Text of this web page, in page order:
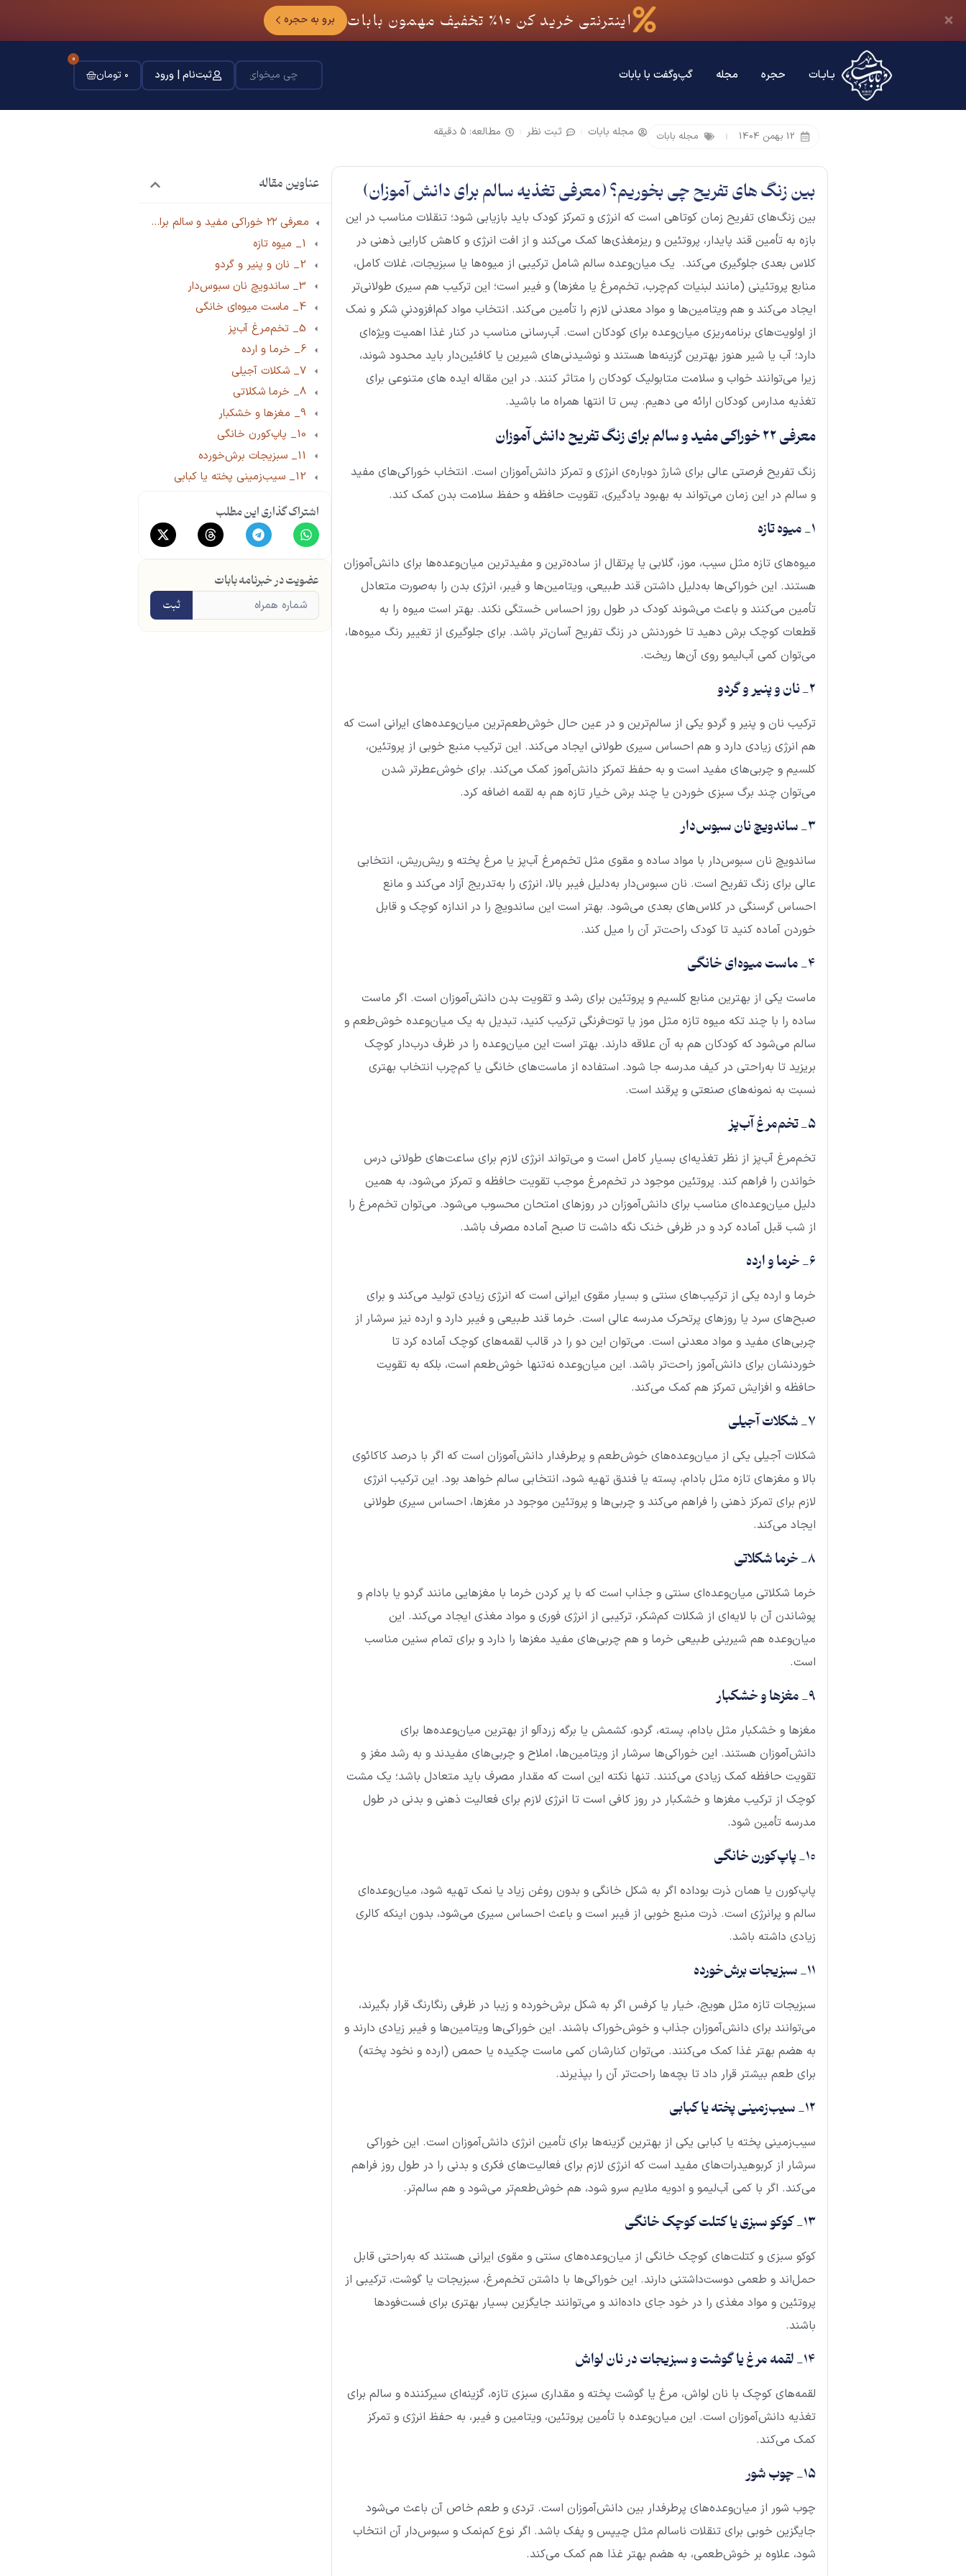
اینترنتی خرید کن 10٪ تخفیف مهمون بابات برو به حجره
بـابـات حجره مجله گپ‌وگفت با بابات ثبت‌نام | ورود ۰ تومان
0
12 بهمن 1404 مجله بابات مجله بابات ثبت نظر مطالعه: 5 دقیقه
بین زنگ های تفریح چی بخوریم؟ (معرفی تغذیه سالم برای دانش آموزان)
بین زنگ‌های تفریح زمان کوتاهی‌ است که انرژی و تمرکز کودک باید بازیابی شود؛ تنقلات مناسب در این
بازه به تأمین قند پایدار، پروتئین و ریزمغذی‌ها کمک می‌کند و از افت انرژی و کاهش کارایی ذهنی در
کلاس بعدی جلوگیری می‌کند. یک میان‌وعده سالم شامل ترکیبی از میوه‌ها یا سبزیجات، غلات کامل،
منابع پروتئینی (مانند لبنیات کم‌چرب، تخم‌مرغ یا مغزها) و فیبر است؛ این ترکیب هم سیری طولانی‌تر
ایجاد می‌کند و هم ویتامین‌ها و مواد معدنی لازم را تأمین می‌کند. انتخاب مواد کم‌افزودنیِ شکر و نمک
از اولویت‌های برنامه‌ریزی میان‌وعده برای کودکان است. آب‌رسانی مناسب در کنار غذا اهمیت ویژه‌ای
دارد؛ آب یا شیر هنوز بهترین گزینه‌ها هستند و نوشیدنی‌های شیرین یا کافئین‌دار باید محدود شوند،
زیرا می‌توانند خواب و سلامت متابولیک کودکان را متاثر کنند. در این مقاله ایده های متنوعی برای
تغذیه مدارس کودکان ارائه می دهیم. پس تا انتها همراه ما باشید.
معرفی ۲۲ خوراکی‌ مفید و سالم برای زنگ تفریح دانش آموزان
زنگ تفریح فرصتی عالی برای شارژ دوباره‌ی انرژی و تمرکز دانش‌آموزان است. انتخاب خوراکی‌های مفید
و سالم در این زمان می‌تواند به بهبود یادگیری، تقویت حافظه و حفظ سلامت بدن کمک کند.
1_ میوه تازه
میوه‌های تازه مثل سیب، موز، گلابی یا پرتقال از ساده‌ترین و مفیدترین میان‌وعده‌ها برای دانش‌آموزان
هستند. این خوراکی‌ها به‌دلیل داشتن قند طبیعی، ویتامین‌ها و فیبر، انرژی بدن را به‌صورت متعادل
تأمین می‌کنند و باعث می‌شوند کودک در طول روز احساس خستگی نکند. بهتر است میوه را به
قطعات کوچک برش دهید تا خوردنش در زنگ تفریح آسان‌تر باشد. برای جلوگیری از تغییر رنگ میوه‌ها،
می‌توان کمی آب‌لیمو روی آن‌ها ریخت.
2_ نان و پنیر و گردو
ترکیب نان و پنیر و گردو یکی از سالم‌ترین و در عین حال خوش‌طعم‌ترین میان‌وعده‌های ایرانی است که
هم انرژی زیادی دارد و هم احساس سیری طولانی ایجاد می‌کند. این ترکیب منبع خوبی از پروتئین،
کلسیم و چربی‌های مفید است و به حفظ تمرکز دانش‌آموز کمک می‌کند. برای خوش‌عطرتر شدن
می‌توان چند برگ سبزی خوردن یا چند برش خیار تازه هم به لقمه اضافه کرد.
3_ ساندویچ نان سبوس‌دار
ساندویچ نان سبوس‌دار با مواد ساده و مقوی مثل تخم‌مرغ آب‌پز یا مرغ پخته و ریش‌ریش، انتخابی
عالی برای زنگ تفریح است. نان سبوس‌دار به‌دلیل فیبر بالا، انرژی را به‌تدریج آزاد می‌کند و مانع
احساس گرسنگی در کلاس‌های بعدی می‌شود. بهتر است این ساندویچ را در اندازه کوچک و قابل
خوردن آماده کنید تا کودک راحت‌تر آن را میل کند.
4_ ماست میوه‌ای خانگی
ماست یکی از بهترین منابع کلسیم و پروتئین برای رشد و تقویت بدن دانش‌آموزان است. اگر ماست
ساده را با چند تکه میوه تازه مثل موز یا توت‌فرنگی ترکیب کنید، تبدیل به یک میان‌وعده خوش‌طعم و
سالم می‌شود که کودکان هم به آن علاقه دارند. بهتر است این میان‌وعده را در ظرف درب‌دار کوچک
بریزید تا به‌راحتی در کیف مدرسه جا شود. استفاده از ماست‌های خانگی یا کم‌چرب انتخاب بهتری
نسبت به نمونه‌های صنعتی و پرقند است.
5_ تخم‌مرغ آب‌پز
تخم‌مرغ آب‌پز از نظر تغذیه‌ای بسیار کامل است و می‌تواند انرژی لازم برای ساعت‌های طولانی درس
خواندن را فراهم کند. پروتئین موجود در تخم‌مرغ موجب تقویت حافظه و تمرکز می‌شود، به همین
دلیل میان‌وعده‌ای مناسب برای دانش‌آموزان در روزهای امتحان محسوب می‌شود. می‌توان تخم‌مرغ را
از شب قبل آماده کرد و در ظرفی خنک نگه داشت تا صبح آماده مصرف باشد.
6_ خرما و ارده
خرما و ارده یکی از ترکیب‌های سنتی و بسیار مقوی ایرانی است که انرژی زیادی تولید می‌کند و برای
صبح‌های سرد یا روزهای پرتحرک مدرسه عالی است. خرما قند طبیعی و فیبر دارد و ارده نیز سرشار از
چربی‌های مفید و مواد معدنی است. می‌توان این دو را در قالب لقمه‌های کوچک آماده کرد تا
خوردنشان برای دانش‌آموز راحت‌تر باشد. این میان‌وعده نه‌تنها خوش‌طعم است، بلکه به تقویت
حافظه و افزایش تمرکز هم کمک می‌کند.
7_ شکلات آجیلی
شکلات آجیلی یکی از میان‌وعده‌های خوش‌طعم و پرطرفدار دانش‌آموزان است که اگر با درصد کاکائوی
بالا و مغزهای تازه مثل بادام، پسته یا فندق تهیه شود، انتخابی سالم خواهد بود. این ترکیب انرژی
لازم برای تمرکز ذهنی را فراهم می‌کند و چربی‌ها و پروتئین موجود در مغزها، احساس سیری طولانی
ایجاد می‌کند.
8_ خرما شکلاتی
خرما شکلاتی میان‌وعده‌ای سنتی و جذاب است که با پر کردن خرما با مغزهایی مانند گردو یا بادام و
پوشاندن آن با لایه‌ای از شکلات کم‌شکر، ترکیبی از انرژی فوری و مواد مغذی ایجاد می‌کند. این
میان‌وعده هم شیرینی طبیعی خرما و هم چربی‌های مفید مغزها را دارد و برای تمام سنین مناسب
است.
9_ مغزها و خشکبار
مغزها و خشکبار مثل بادام، پسته، گردو، کشمش یا برگه زردآلو از بهترین میان‌وعده‌ها برای
دانش‌آموزان هستند. این خوراکی‌ها سرشار از ویتامین‌ها، املاح و چربی‌های مفیدند و به رشد مغز و
تقویت حافظه کمک زیادی می‌کنند. تنها نکته این است که مقدار مصرف باید متعادل باشد؛ یک مشت
کوچک از ترکیب مغزها و خشکبار در روز کافی است تا انرژی لازم برای فعالیت ذهنی و بدنی در طول
مدرسه تأمین شود.
10_ پاپ‌کورن خانگی
پاپ‌کورن یا همان ذرت بوداده اگر به شکل خانگی و بدون روغن زیاد یا نمک تهیه شود، میان‌وعده‌ای
سالم و پرانرژی است. ذرت منبع خوبی از فیبر است و باعث احساس سیری می‌شود، بدون اینکه کالری
زیادی داشته باشد.
11_ سبزیجات برش‌خورده
سبزیجات تازه مثل هویج، خیار یا کرفس اگر به شکل برش‌خورده و زیبا در ظرفی رنگارنگ قرار بگیرند،
می‌توانند برای دانش‌آموزان جذاب و خوش‌خوراک باشند. این خوراکی‌ها ویتامین‌ها و فیبر زیادی دارند و
به هضم بهتر غذا کمک می‌کنند. می‌توان کنارشان کمی ماست چکیده یا حمص (ارده و نخود پخته)
برای طعم بیشتر قرار داد تا بچه‌ها راحت‌تر آن را بپذیرند.
12_ سیب‌زمینی پخته یا کبابی
سیب‌زمینی پخته یا کبابی یکی از بهترین گزینه‌ها برای تأمین انرژی دانش‌آموزان است. این خوراکی
سرشار از کربوهیدرات‌های مفید است که انرژی لازم برای فعالیت‌های فکری و بدنی را در طول روز فراهم
می‌کند. اگر با کمی آب‌لیمو و ادویه ملایم سرو شود، هم خوش‌طعم‌تر می‌شود و هم سالم‌تر.
13_ کوکو سبزی یا کتلت کوچک خانگی
کوکو سبزی و کتلت‌های کوچک خانگی از میان‌وعده‌های سنتی و مقوی ایرانی هستند که به‌راحتی قابل
حمل‌اند و طعمی دوست‌داشتنی دارند. این خوراکی‌ها با داشتن تخم‌مرغ، سبزیجات یا گوشت، ترکیبی از
پروتئین و مواد مغذی را در خود جای داده‌اند و می‌توانند جایگزین بسیار بهتری برای فست‌فودها
باشند.
14_ لقمه مرغ یا گوشت و سبزیجات در نان لواش
لقمه‌های کوچک با نان لواش، مرغ یا گوشت پخته و مقداری سبزی تازه، گزینه‌ای سیرکننده و سالم برای
تغذیه دانش‌آموزان است. این میان‌وعده با تأمین پروتئین، ویتامین و فیبر، به حفظ انرژی و تمرکز
کمک می‌کند.
15_ چوب شور
چوب شور از میان‌وعده‌های پرطرفدار بین دانش‌آموزان است. تردی و طعم خاص آن باعث می‌شود
جایگزین خوبی برای تنقلات ناسالم مثل چیپس و پفک باشد. اگر نوع کم‌نمک و سبوس‌دار آن انتخاب
شود، علاوه بر خوش‌طعمی، به هضم بهتر غذا هم کمک می‌کند.
عناوین مقاله
معرفی ۲۲ خوراکی‌ مفید و سالم برای زنگ تفریح دانش آموزان
1_ میوه تازه
2_ نان و پنیر و گردو
3_ ساندویچ نان سبوس‌دار
4_ ماست میوه‌ای خانگی
5_ تخم‌مرغ آب‌پز
6_ خرما و ارده
7_ شکلات آجیلی
8_ خرما شکلاتی
9_ مغزها و خشکبار
10_ پاپ‌کورن خانگی
11_ سبزیجات برش‌خورده
12_ سیب‌زمینی پخته یا کبابی
14_ لقمه مرغ یا گوشت و سبزیجات در نان لواش
15_ چوب شور
19_ برگه‌های میوه خشک بدون شکر افزوده
اشتراک گذاری این مطلب
عضویت در خبرنامه بابات
ثبت